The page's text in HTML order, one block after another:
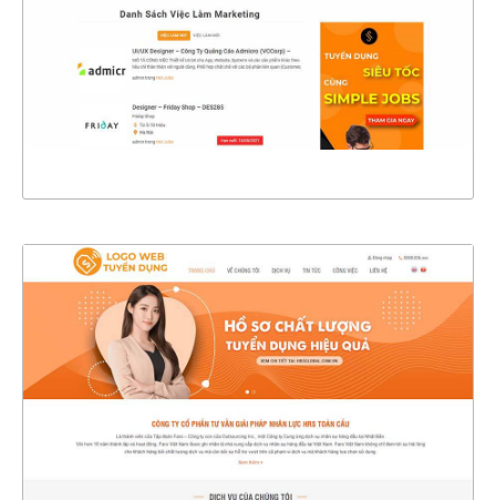
CHI TIẾT
XEM THỰC TẾ
47110